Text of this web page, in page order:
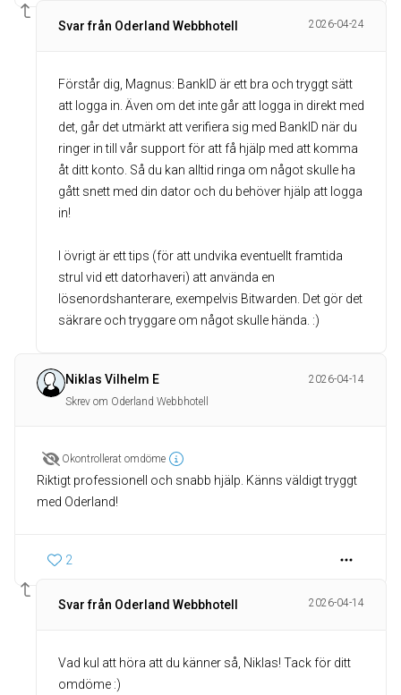
Svar från Oderland Webbhotell 2026-04-24
Förstår dig, Magnus: BankID är ett bra och tryggt sätt
att logga in. Även om det inte går att logga in direkt med
det, går det utmärkt att verifiera sig med BankID när du
ringer in till vår support för att få hjälp med att komma
åt ditt konto. Så du kan alltid ringa om något skulle ha
gått snett med din dator och du behöver hjälp att logga
in!
I övrigt är ett tips (för att undvika eventuellt framtida
strul vid ett datorhaveri) att använda en
lösenordshanterare, exempelvis Bitwarden. Det gör det
säkrare och tryggare om något skulle hända. :)
Niklas Vilhelm E
2026-04-14
Skrev om Oderland Webbhotell
Okontrollerat omdöme
Riktigt professionell och snabb hjälp. Känns väldigt tryggt
med Oderland!
2
Svar från Oderland Webbhotell 2026-04-14
Vad kul att höra att du känner så, Niklas! Tack för ditt
omdöme :)